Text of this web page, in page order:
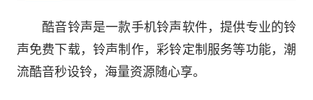
酷音铃声是一款手机铃声软件，提供专业的铃
声免费下载，铃声制作，彩铃定制服务等功能，潮
流酷音秒设铃，海量资源随心享。